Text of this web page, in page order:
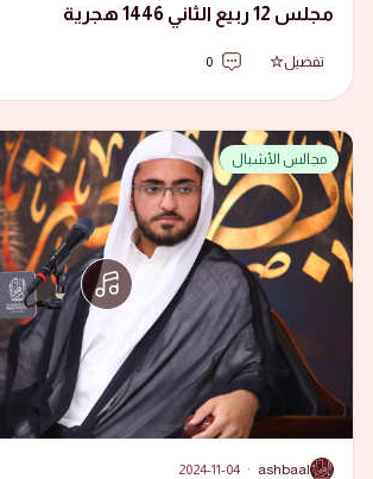
مجلس 12 ربيع الثاني 1446 هجرية
تفضيل 0
مجالس الأشبال
A
ashbaal
·
2024-11-04